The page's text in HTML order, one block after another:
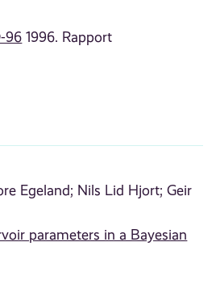
96 1996. Rapport
Egeland; Nils Lid Hjort; Geir
parameters in a Bayesian